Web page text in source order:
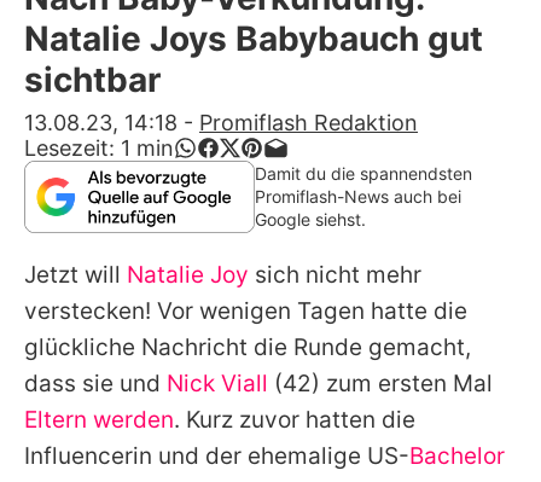
Alle Themen auf Promiflash
App runterladen
Team
Redaktionelle Richtlinien
Impressum
Datenschutzerklärung
Nutzungsbedingungen
Utiq verwalten
Natalie Joys Babybauch gut
sichtbar
13.08.23, 14:18 - Promiflash Redaktion
Lesezeit: 1 min
Damit du die spannendsten
Promiflash-News auch bei
Google siehst.
Jetzt will Natalie Joy sich nicht mehr
verstecken! Vor wenigen Tagen hatte die
glückliche Nachricht die Runde gemacht,
dass sie und Nick Viall (42) zum ersten Mal
Eltern werden. Kurz zuvor hatten die
Influencerin und der ehemalige US-Bachelor